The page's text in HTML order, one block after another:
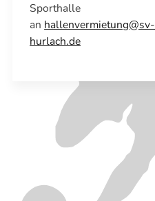
Sporthalle
an hallenvermietung@sv-
hurlach.de